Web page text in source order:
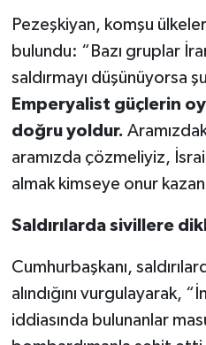
Pezeşkiyan, komşu
bulundu: “Bazı gruplar
saldırmayı düşünüyorsa
Emperyalist güçlerin
doğru yoldur.
aramızda çözmeliyiz,
almak kimseye onur
Saldırılarda sivillere
Cumhurbaşkanı,
alındığını vurgulayarak,
iddiasında bulunanlar